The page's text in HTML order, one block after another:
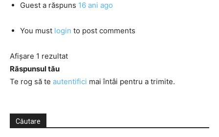
Guest a răspuns 16 ani ago
You must login to post comments
Afișare 1 rezultat
Răspunsul tău
Te rog să te autentifici mai întâi pentru a trimite.
Căutare